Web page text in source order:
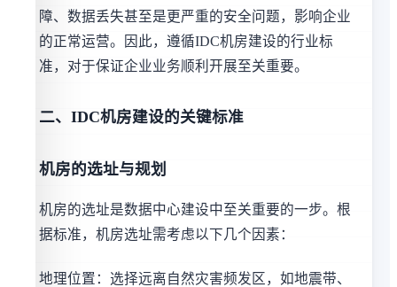
障、数据丢失甚至是更严重的安全问题，影响企业
的正常运营。因此，遵循IDC机房建设的行业标
准，对于保证企业业务顺利开展至关重要。
二、IDC机房建设的关键标准
机房的选址与规划
机房的选址是数据中心建设中至关重要的一步。根
据标准，机房选址需考虑以下几个因素：
地理位置：选择远离自然灾害频发区，如地震带、